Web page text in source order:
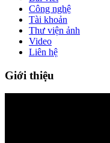
Công nghệ
Tài khoản
Thư viện ảnh
Video
Liên hệ
Giới thiệu